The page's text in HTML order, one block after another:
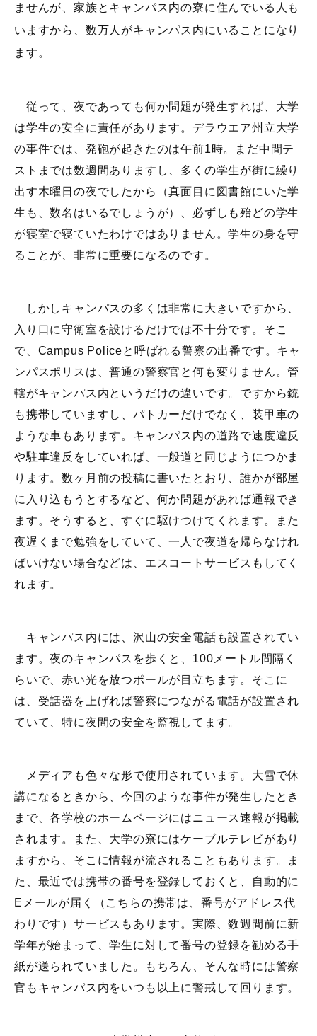
ませんが、家族とキャンパス内の寮に住んでいる人も
いますから、数万人がキャンパス内にいることになり
ます。
従って、夜であっても何か問題が発生すれば、大学
は学生の安全に責任があります。デラウエア州立大学
の事件では、発砲が起きたのは午前1時。まだ中間テ
ストまでは数週間ありますし、多くの学生が街に繰り
出す木曜日の夜でしたから（真面目に図書館にいた学
生も、数名はいるでしょうが）、必ずしも殆どの学生
が寝室で寝ていたわけではありません。学生の身を守
ることが、非常に重要になるのです。
しかしキャンパスの多くは非常に大きいですから、
入り口に守衛室を設けるだけでは不十分です。そこ
で、Campus Policeと呼ばれる警察の出番です。キャ
ンパスポリスは、普通の警察官と何も変りません。管
轄がキャンパス内というだけの違いです。ですから銃
も携帯していますし、パトカーだけでなく、装甲車の
ような車もあります。キャンパス内の道路で速度違反
や駐車違反をしていれば、一般道と同じようにつかま
ります。数ヶ月前の投稿に書いたとおり、誰かが部屋
に入り込もうとするなど、何か問題があれば通報でき
ます。そうすると、すぐに駆けつけてくれます。また
夜遅くまで勉強をしていて、一人で夜道を帰らなけれ
ばいけない場合などは、エスコートサービスもしてく
れます。
キャンパス内には、沢山の安全電話も設置されてい
ます。夜のキャンパスを歩くと、100メートル間隔く
らいで、赤い光を放つポールが目立ちます。そこに
は、受話器を上げれば警察につながる電話が設置され
ていて、特に夜間の安全を監視してます。
メディアも色々な形で使用されています。大雪で休
講になるときから、今回のような事件が発生したとき
まで、各学校のホームページにはニュース速報が掲載
されます。また、大学の寮にはケーブルテレビがあり
ますから、そこに情報が流されることもあります。ま
た、最近では携帯の番号を登録しておくと、自動的に
Eメールが届く（こちらの携帯は、番号がアドレス代
わりです）サービスもあります。実際、数週間前に新
学年が始まって、学生に対して番号の登録を勧める手
紙が送られていました。もちろん、そんな時には警察
官もキャンパス内をいつも以上に警戒して回ります。